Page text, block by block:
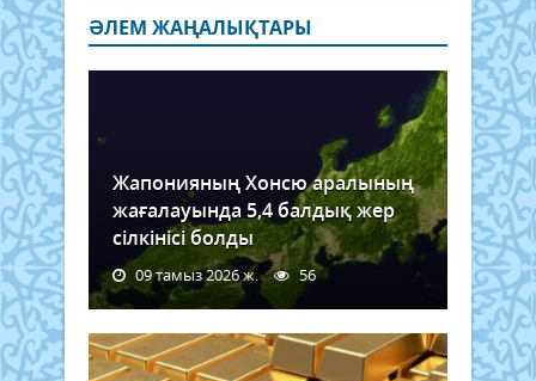
ӘЛЕМ ЖАҢАЛЫҚТАРЫ
Жапонияның Хонсю аралының
жағалауында 5,4 балдық жер
сілкінісі болды
09 тамыз 2026 ж. 56